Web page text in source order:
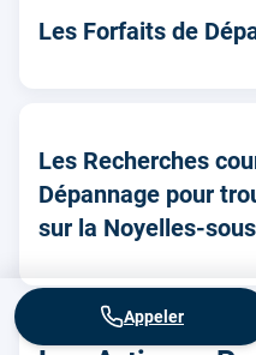
Les Forfaits de
Les Recherches
Dépannage pour
sur la Noyelles-
Appeler